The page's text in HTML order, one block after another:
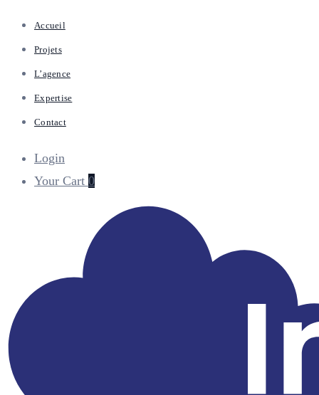
Accueil
Projets
L’agence
Expertise
Contact
Login
Your Cart 0